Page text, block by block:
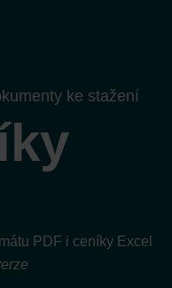
ke stažení
PDF i ceníky Excel